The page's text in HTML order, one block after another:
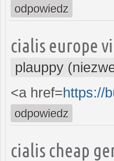
odpowiedz
cialis europe
plauppy
<a href=https://
odpowiedz
cialis cheap